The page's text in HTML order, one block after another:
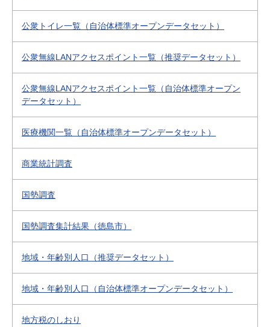
公衆トイレ一覧（自治体標準オープンデータセット）
公衆無線LANアクセスポイント一覧（推奨データセット）
公衆無線LANアクセスポイント一覧（自治体標準オープン
データセット）
医療機関一覧（自治体標準オープンデータセット）
商業統計調査
国勢調査
国勢調査集計結果（徳島市）
地域・年齢別人口（推奨データセット）
地域・年齢別人口（自治体標準オープンデータセット）
地方税のしおり